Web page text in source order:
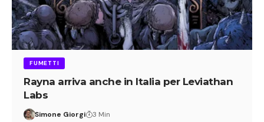
FUMETTI
Rayna arriva anche in Italia per Leviathan
Labs
Simone Giorgi 3 Min